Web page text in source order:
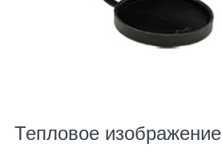
Тепловое изображение